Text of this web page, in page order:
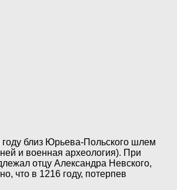
близ Юрьева-Польского шлем
и военная археология). При
отцу Александра Невского,
что в 1216 году, потерпев